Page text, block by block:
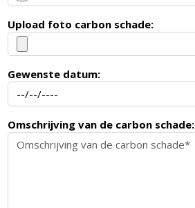
Upload foto carbon schade:
Gewenste datum:
Omschrijving van de carbon schade: